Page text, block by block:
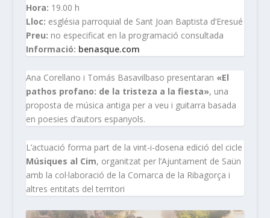
Hora: 19.00 h
Lloc: església parroquial de Sant Joan Baptista d’Eresué
Preu: no especificat en la programació consultada
Informació: benasque.com
Ana Corellano i Tomás Basavilbaso presentaran «El
pathos profano: de la tristeza a la fiesta», una
proposta de música antiga per a veu i guitarra basada
en poesies d’autors espanyols.
L’actuació forma part de la vint-i-dosena edició del cicle
Músiques al Cim, organitzat per l’Ajuntament de Saün
amb la col·laboració de la Comarca de la Ribagorça i
altres entitats del territori